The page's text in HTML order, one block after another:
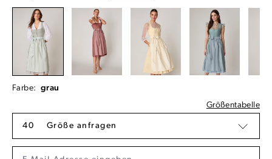
Farbe: grau
Größentabelle
40 Größe anfragen